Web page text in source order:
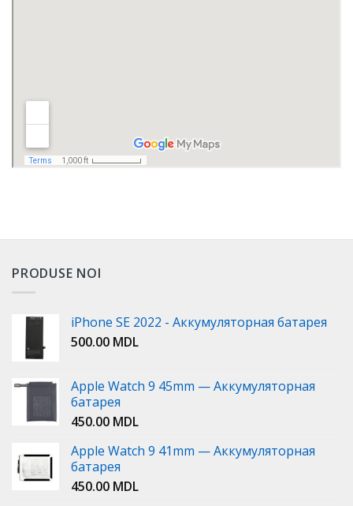
PRODUSE NOI
iPhone SE 2022 - Аккумуляторная батарея
500.00 MDL
Apple Watch 9 45mm — Аккумуляторная
батарея
450.00 MDL
Apple Watch 9 41mm — Аккумуляторная
батарея
450.00 MDL